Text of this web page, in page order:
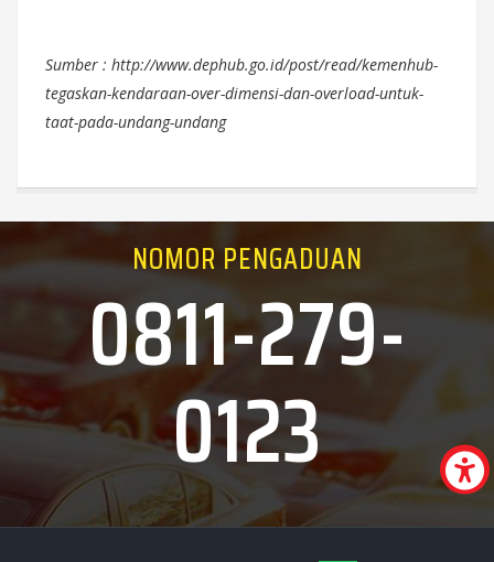
Sumber : http://www.dephub.go.id/post/read/kemenhub-
tegaskan-kendaraan-over-dimensi-dan-overload-untuk-
taat-pada-undang-undang
NOMOR PENGADUAN
0811-279-
0123